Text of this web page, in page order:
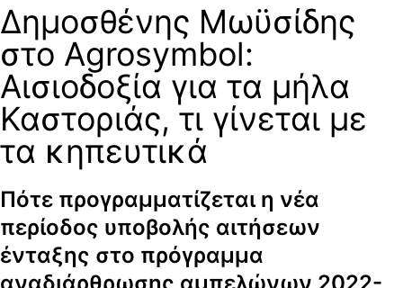
Δημοσθένης Μωϋσίδης
στο Agrosymbol:
Αισιοδοξία για τα μήλα
Καστοριάς, τι γίνεται με
τα κηπευτικά
Πότε προγραμματίζεται η νέα
περίοδος υποβολής αιτήσεων
ένταξης στο πρόγραμμα
αναδιάρθρωσης αμπελώνων 2022-